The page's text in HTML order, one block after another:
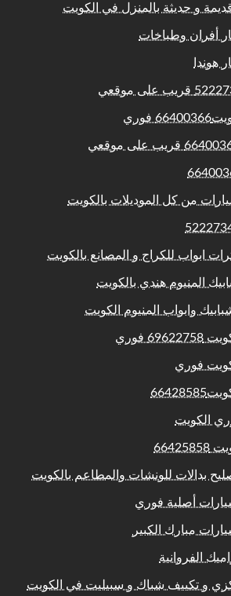
و حديثة بالمنزل في الكويت
أفران وطباخات
هوندا
فوري
من كل الموديلات بالكويت
ابواب للكراج و المصانع بالكويت
المنيوم هندي بالكويت
وابواب المنيوم الكويت
فوري
فوري
الكويت
بدالات للونشات والمطاعم بالكويت
أصلية فوري
مبارك الكبير
الفروانية
و تكييف شباك و سبيليت في الكويت